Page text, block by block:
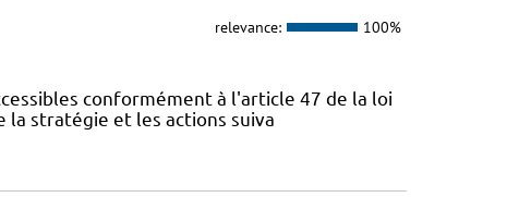
relevance: 100%
conformément à l'article 47 de la loi
stratégie et les actions suiva